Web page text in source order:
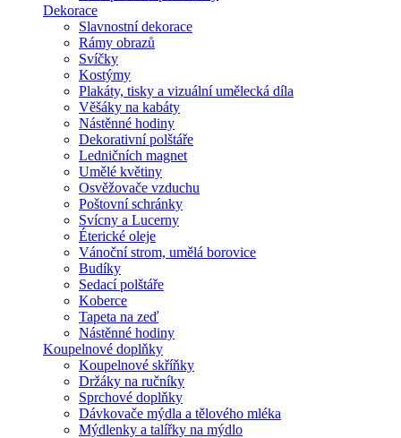
Dekorace
Slavnostní dekorace
Rámy obrazů
Svíčky
Kostýmy
Plakáty, tisky a vizuální umělecká díla
Věšáky na kabáty
Nástěnné hodiny
Dekorativní polštáře
Ledničních magnet
Umělé květiny
Osvěžovače vzduchu
Poštovní schránky
Svícny a Lucerny
Éterické oleje
Vánoční strom, umělá borovice
Budíky
Sedací polštáře
Koberce
Tapeta na zeď
Nástěnné hodiny
Koupelnové doplňky
Koupelnové skříňky
Držáky na ručníky
Sprchové doplňky
Dávkovače mýdla a tělového mléka
Mýdlenky a talířky na mýdlo